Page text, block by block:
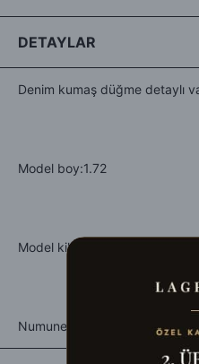
DETAYLAR
Denim kumaş düğme detaylı
Model boy:1.72
Model kilo:62
Numune beden:M